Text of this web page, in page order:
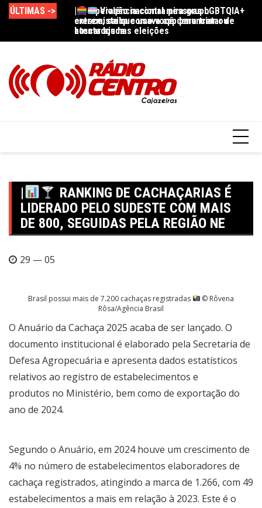
ÚLTIMAS ->
Violência contra pessoas LGBTQIA+
cresce; saiba como você denunciar ou
buscar ajuda
Operação nacional mira grupo
extremista que usava app para tratar de
atentados nas eleições
|
RANKING DE CACHAÇARIAS É
LIDERADO PELO SUDESTE COM MAIS
DE 800, SEGUIDAS PELA REGIÃO NE
29 — 05
Brasil possui mais de 7.200 cachaças registradas
© Rôvena
Rôsa/Agência Brasil
O Anuário da Cachaça 2025 acaba de ser lançado. O
documento institucional é elaborado pela Secretaria de
Defesa Agropecuária e apresenta dados estatísticos
relativos ao registro de estabelecimentos e
produtos no Ministério, bem como de exportação do
ano de 2024.
Segundo o Anuário, em 2024 houve um crescimento de
4% no número de estabelecimentos elaboradores de
cachaça registrados, atingindo a marca de 1.266, com 49
estabelecimentos a mais em relação à 2023. Este é o